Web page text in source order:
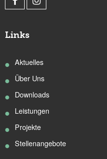
Links
Aktuelles
Über Uns
Downloads
Leistungen
Projekte
Stellenangebote